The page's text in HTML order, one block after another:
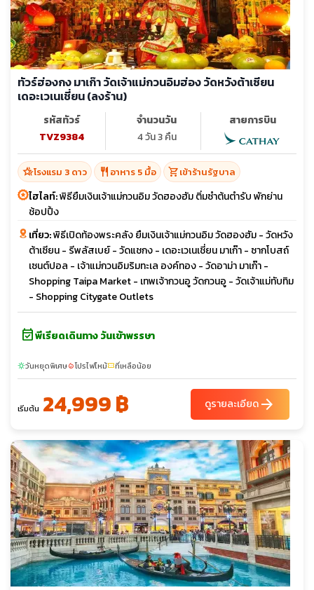
ทัวร์ฮ่องกง มาเก๊า วัดเจ้าแม่กวนอิมฮ่อง วัดหวังต้าเซียน
เดอะเวเนเชี่ยน (ลงร้าน)
รหัสทัวร์
TVZ9384
จำนวนวัน
4 วัน 3 คืน
สายการบิน
hotel_classโรงแรม 3 ดาว restaurant อาหาร 5 มื้อ shopping_cartเข้าร้านรัฐบาล
ไฮไลท์:พิธียืมเงินเจ้าแม่กวนอิม วัดฮองฮัม ติ่มซำต้นตำรับ พักย่าน
ช้อปปิ้ง
เที่ยว:พิธีเปิดท้องพระคลัง ยืมเงินเจ้าแม่กวนอิม วัดฮองฮัม - วัดหวัง
ต้าเซียน - รีพลัสเบย์ - วัดแชกง - เดอะเวเนเชี่ยน มาเก๊า - ซากโบสถ์
เซนต์ปอล - เจ้าแม่กวนอิมริมทะเล องค์ทอง - วัดอาม่า มาเก๊า -
Shopping Taipa Market - เทพเจ้ากวนอู วัดกวนอู - วัดเจ้าแม่ทับทิม
- Shopping Citygate Outlets
event_availableพีเรียดเดินทาง วันเข้าพรรษา
sunnyวันหยุดพิเศษlocal_fire_departmentโปรไฟไหม้confirmation_numberที่เหลือน้อย
เริ่มต้น 24,999 ฿ ดูรายละเอียดarrow_forward